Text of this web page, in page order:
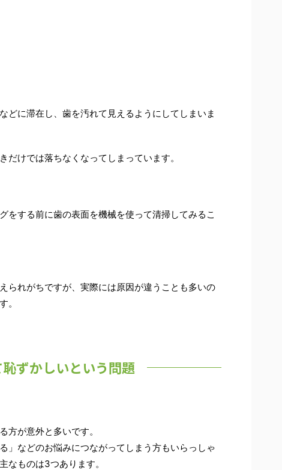
どに滞在し、歯を汚れて見えるようにしてしまいま
けでは落ちなくなってしまっています。
をする前に歯の表面を機械を使って清掃してみるこ
られがちですが、実際には原因が違うことも多いの
。
ずかしいという問題
方が意外と多いです。
」などのお悩みにつながってしまう方もいらっしゃ
なものは3つあります。